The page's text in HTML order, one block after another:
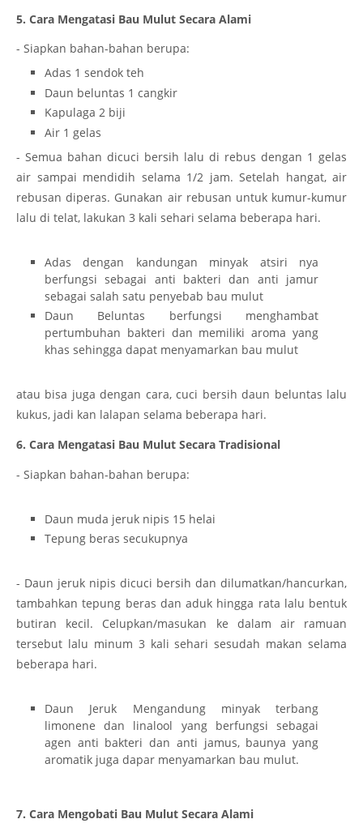
5. Cara Mengatasi Bau Mulut Secara Alami
- Siapkan bahan-bahan berupa:
Adas 1 sendok teh
Daun beluntas 1 cangkir
Kapulaga 2 biji
Air 1 gelas
- Semua bahan dicuci bersih lalu di rebus dengan 1 gelas
air sampai mendidih selama 1/2 jam. Setelah hangat, air
rebusan diperas. Gunakan air rebusan untuk kumur-kumur
lalu di telat, lakukan 3 kali sehari selama beberapa hari.
Adas dengan kandungan minyak atsiri nya
berfungsi sebagai anti bakteri dan anti jamur
sebagai salah satu penyebab bau mulut
Daun Beluntas berfungsi menghambat
pertumbuhan bakteri dan memiliki aroma yang
khas sehingga dapat menyamarkan bau mulut
atau bisa juga dengan cara, cuci bersih daun beluntas lalu
kukus, jadi kan lalapan selama beberapa hari.
6. Cara Mengatasi Bau Mulut Secara Tradisional
- Siapkan bahan-bahan berupa:
Daun muda jeruk nipis 15 helai
Tepung beras secukupnya
- Daun jeruk nipis dicuci bersih dan dilumatkan/hancurkan,
tambahkan tepung beras dan aduk hingga rata lalu bentuk
butiran kecil. Celupkan/masukan ke dalam air ramuan
tersebut lalu minum 3 kali sehari sesudah makan selama
beberapa hari.
Daun Jeruk Mengandung minyak terbang
limonene dan linalool yang berfungsi sebagai
agen anti bakteri dan anti jamus, baunya yang
aromatik juga dapar menyamarkan bau mulut.
7. Cara Mengobati Bau Mulut Secara Alami